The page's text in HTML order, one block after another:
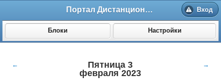
Портал Дистанционного обучения ВолгГМУ Вход
Блоки Настройки
←
Пятница 3
февраля 2023
→